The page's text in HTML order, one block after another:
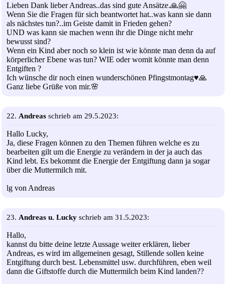
Lieben Dank lieber Andreas..das sind gute Ansätze.🙏🤗
Wenn Sie die Fragen für sich beantwortet hat..was kann sie dann
als nächstes tun?..im Geiste damit in Frieden gehen?
UND was kann sie machen wenn ihr die Dinge nicht mehr
bewusst sind?
Wenn ein Kind aber noch so klein ist wie könnte man denn da auf
körperlicher Ebene was tun? WIE oder womit könnte man denn
Entgiften ?
Ich wünsche dir noch einen wunderschönen Pfingstmontag♥️🙏
Ganz liebe Grüße von mir.🌸
22. Andreas schrieb am 29.5.2023:
Hallo Lucky,
Ja, diese Fragen können zu den Themen führen welche es zu
bearbeiten gilt um die Energie zu verändern in der ja auch das
Kind lebt. Es bekommt die Energie der Entgiftung dann ja sogar
über die Muttermilch mit.
lg von Andreas
23. Andreas u. Lucky schrieb am 31.5.2023:
Hallo,
kannst du bitte deine letzte Aussage weiter erklären, lieber
Andreas, es wird im allgemeinen gesagt, Stillende sollen keine
Entgiftung durch best. Lebensmittel usw. durchführen, eben weil
dann die Giftstoffe durch die Muttermilch beim Kind landen??